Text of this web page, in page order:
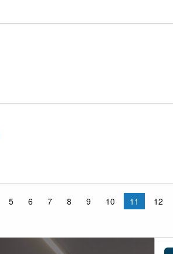
5 6 7 8 9 10 11 12